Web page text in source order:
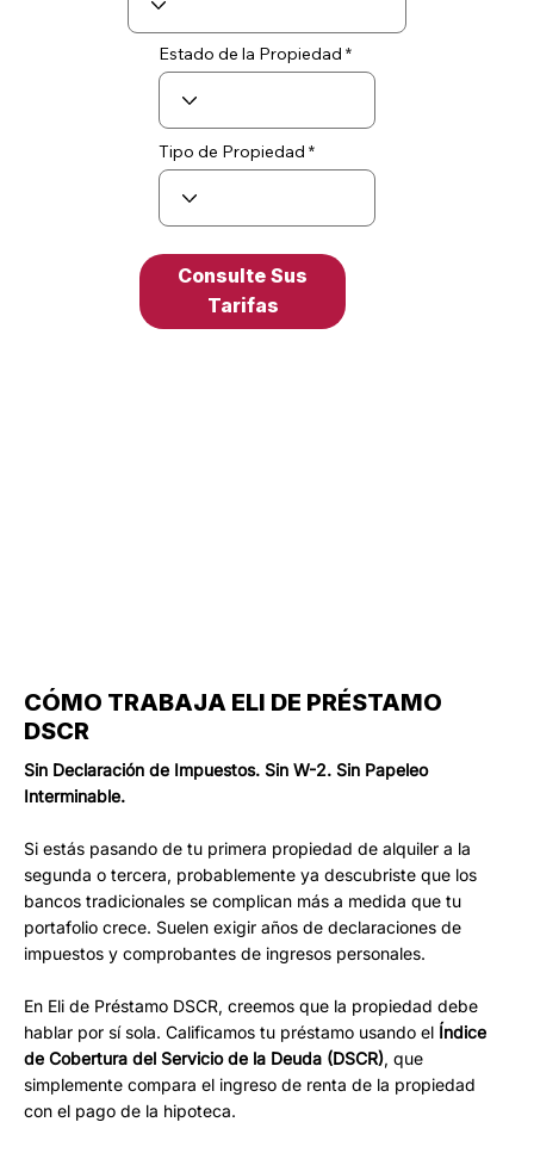
Estado de la Propiedad
Tipo de Propiedad
Consulte Sus
Tarifas
CÓMO TRABAJA ELI DE PRÉSTAMO
DSCR
Sin Declaración de Impuestos. Sin W-2. Sin Papeleo
Interminable.
Si estás pasando de tu primera propiedad de alquiler a la
segunda o tercera, probablemente ya descubriste que los
bancos tradicionales se complican más a medida que tu
portafolio crece. Suelen exigir años de declaraciones de
impuestos y comprobantes de ingresos personales.
En Eli de Préstamo DSCR, creemos que la propiedad debe
hablar por sí sola. Calificamos tu préstamo usando el Índice
de Cobertura del Servicio de la Deuda (DSCR), que
simplemente compara el ingreso de renta de la propiedad
con el pago de la hipoteca.